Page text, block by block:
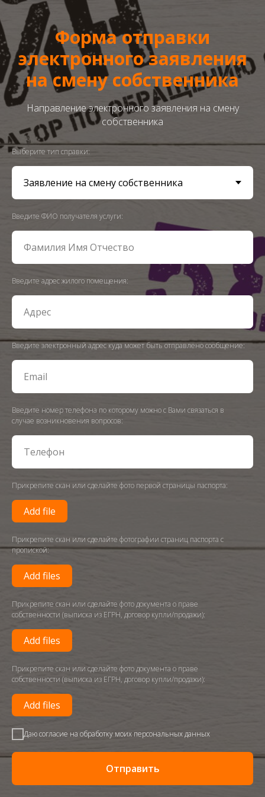
Форма отправки
электронного заявления
на смену собственника
Направление электронного заявления на смену
собственника
Выберите тип справки:
Введите ФИО получателя услуги:
Введите адрес жилого помещения:
Введите электронный адрес куда может быть отправлено сообщение:
Введите номер телефона по которому можно с Вами связаться в
случае возникновения вопросов:
Прикрепите скан или сделайте фото первой страницы паспорта:
Add file
Прикрепите скан или сделайте фотографии страниц паспорта с
пропиской:
Add files
Прикрепите скан или сделайте фото документа о праве
собственности (выписка из ЕГРН, договор купли/продажи):
Add files
Прикрепите скан или сделайте фото документа о праве
собственности (выписка из ЕГРН, договор купли/продажи):
Add files
Даю согласие на обработку моих персональных данных
Отправить